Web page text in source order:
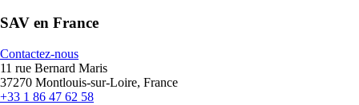
SAV en France
Contactez-nous
11 rue Bernard Maris
37270 Montlouis-sur-Loire, France
+33 1 86 47 62 58